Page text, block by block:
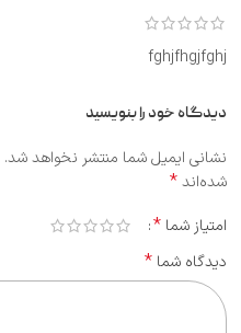
fghjfhgjfghj
دیدگاه خود را بنویسید
نشانی ایمیل شما منتشر نخواهد شد.
شده‌اند*
امتیاز شما *
دیدگاه شما *